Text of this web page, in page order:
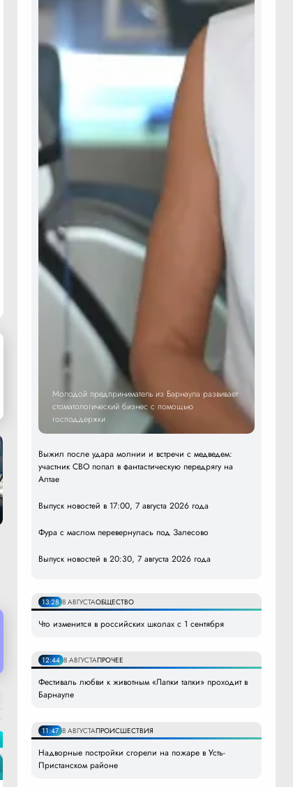
Молодой предприниматель из Барнаула развивает
стоматологический бизнес с помощью
господдержки
Выжил после удара молнии и встречи с медведем:
участник СВО попал в фантастическую передрягу на
Алтае
Выпуск новостей в 17:00, 7 августа 2026 года
Фура с маслом перевернулась под Залесово
Выпуск новостей в 20:30, 7 августа 2026 года
13:28 8 АВГУСТАОБЩЕСТВО
Что изменится в российских школах с 1 сентября
12:44 8 АВГУСТАПРОЧЕЕ
Фестиваль любви к животным «Лапки тапки» проходит в
Барнауле
11:47 8 АВГУСТАПРОИСШЕСТВИЯ
Надворные постройки сгорели на пожаре в Усть-
Пристанском районе